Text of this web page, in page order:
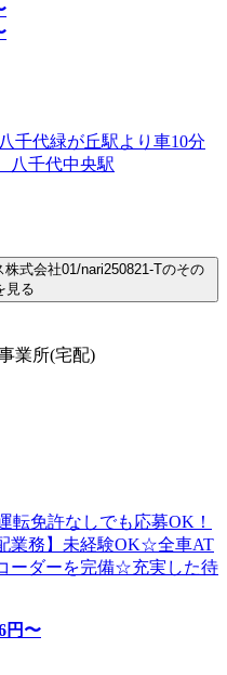
千代緑が丘駅より車10分
八千代中央駅
式会社01/nari250821-Tのその
見る
業所(宅配)
免許なしでも応募OK！
業務】未経験OK☆全車AT
ーダーを完備☆充実した待
円〜